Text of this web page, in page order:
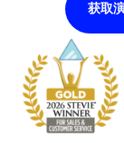
获取